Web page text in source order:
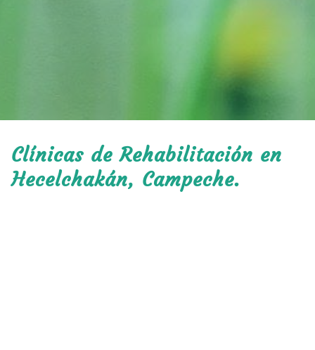
Clínicas de Rehabilitación en
Hecelchakán, Campeche.